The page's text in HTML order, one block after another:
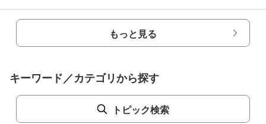
もっと見る
キーワード／カテゴリから探す
トピック検索